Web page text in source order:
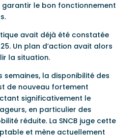
le bon fonctionnement
avait déjà été constatée
Un plan d’action avait alors
la situation.
semaines, la disponibilité des
de nouveau fortement
significativement le
en particulier des
réduite. La SNCB juge cette
et mène actuellement